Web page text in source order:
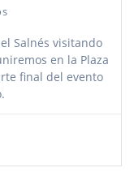
Salnés visitando
en la Plaza
final del evento